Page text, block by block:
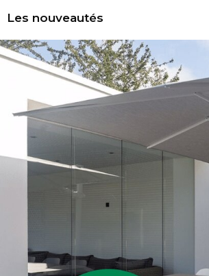
Les nouveautés